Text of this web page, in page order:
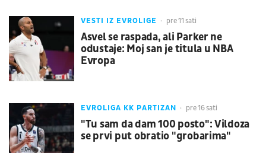
VESTI IZ EVROLIGE pre 11 sati
Asvel se raspada, ali Parker ne
odustaje: Moj san je titula u NBA
Evropa
EVROLIGA KK PARTIZAN pre 16 sati
"Tu sam da dam 100 posto": Vildoza
se prvi put obratio "grobarima"